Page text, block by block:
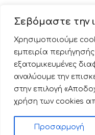
Σεβόμαστε την
Χρησιμοποιούμε
εμπειρία
εξατομικευμένες
αναλύουμε την
στην επιλογή
χρήση των cookies
Προσαρμογή
Τρόποι Πληρωμής
Τρόποι Αποστολής
Πολιτική
Πολιτική
© 2025 Vivoverde
την επιφύλαξη κάθε